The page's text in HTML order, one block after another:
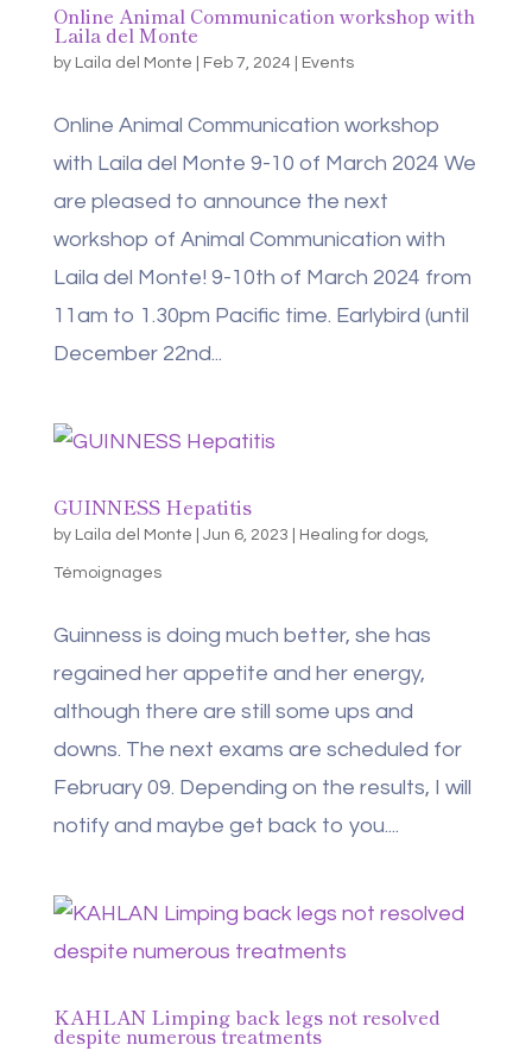
Online Animal Communication workshop with
Laila del Monte
by Laila del Monte Feb 7, 2024| Events
Online Animal Communication workshop
with Laila del Monte 9-10 of March 2024 We
are pleased to announce the next
workshop of Animal Communication with
Laila del Monte! 9-10th of March 2024 from
11am to 1.30pm Pacific time. Earlybird (until
December 22nd...
GUINNESS Hepatitis
by Laila del Monte Jun 6, 2023 Healing for dogs,
Témoignages
Guinness is doing much better, she has
regained her appetite and her energy,
although there are still some ups and
downs. The next exams are scheduled for
February 09. Depending on the results, I will
notify and maybe get back to you....
KAHLAN Limping back legs not resolved
despite numerous treatments